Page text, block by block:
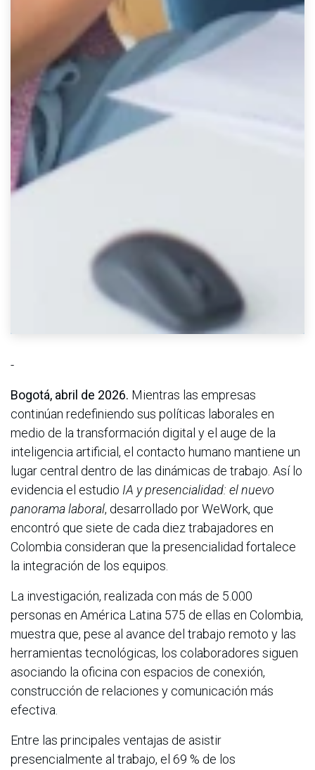
-
Bogotá, abril de 2026. Mientras las empresas
continúan redefiniendo sus políticas laborales en
medio de la transformación digital y el auge de la
inteligencia artificial, el contacto humano mantiene un
lugar central dentro de las dinámicas de trabajo. Así lo
evidencia el estudio IA y presencialidad: el nuevo
panorama laboral, desarrollado por WeWork, que
encontró que siete de cada diez trabajadores en
Colombia consideran que la presencialidad fortalece
la integración de los equipos.
La investigación, realizada con más de 5.000
personas en América Latina 575 de ellas en Colombia,
muestra que, pese al avance del trabajo remoto y las
herramientas tecnológicas, los colaboradores siguen
asociando la oficina con espacios de conexión,
construcción de relaciones y comunicación más
efectiva.
Entre las principales ventajas de asistir
presencialmente al trabajo, el 69 % de los